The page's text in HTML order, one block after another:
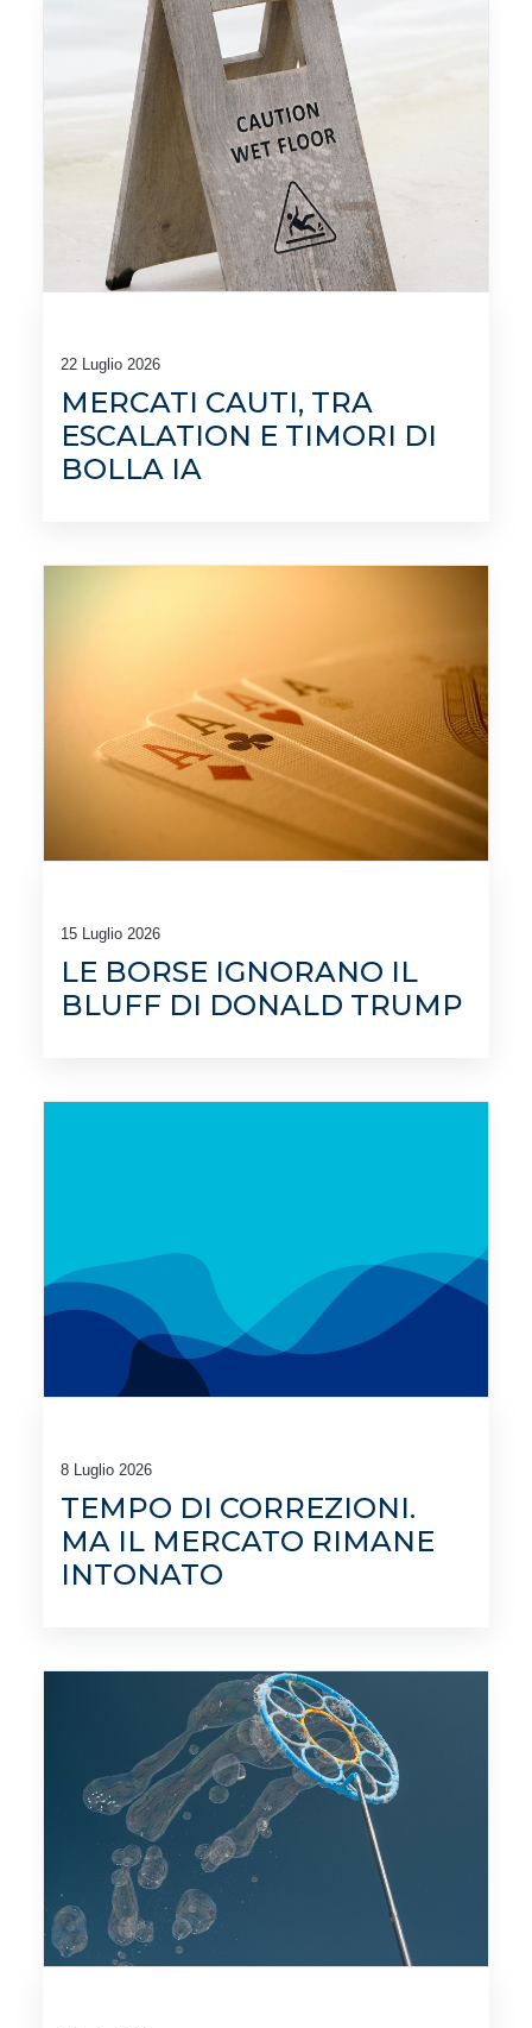
22 Luglio 2026
MERCATI CAUTI, TRA
ESCALATION E TIMORI DI
BOLLA IA
15 Luglio 2026
LE BORSE IGNORANO IL
BLUFF DI DONALD TRUMP
8 Luglio 2026
TEMPO DI CORREZIONI.
MA IL MERCATO RIMANE
INTONATO